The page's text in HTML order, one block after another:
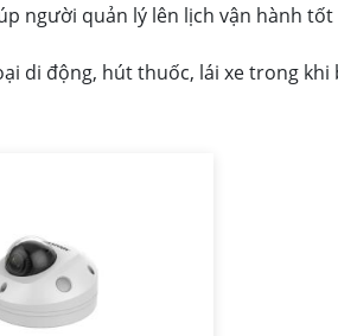
người quản lý lên lịch vận hành
di động, hút thuốc, lái xe trong khi